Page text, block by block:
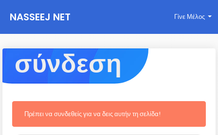
NASSEEJ NET Γίνε Μέλος
σύνδεση
Πρέπει να συνδεθείς για να δεις αυτήν τη σελίδα!